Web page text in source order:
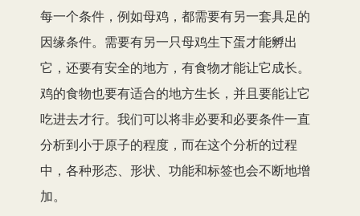
每一个条件，例如母鸡，都需要有另一套具足的
因缘条件。需要有另一只母鸡生下蛋才能孵出
它，还要有安全的地方，有食物才能让它成长。
鸡的食物也要有适合的地方生长，并且要能让它
吃进去才行。我们可以将非必要和必要条件一直
分析到小于原子的程度，而在这个分析的过程
中，各种形态、形状、功能和标签也会不断地增
加。